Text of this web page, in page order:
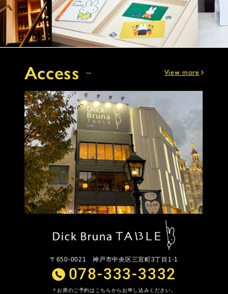
Access View more
〒650-0021神戸市中央区三宮町3丁目1-1
078-333-3332
お席のご予約はこちらからお申し込みください。